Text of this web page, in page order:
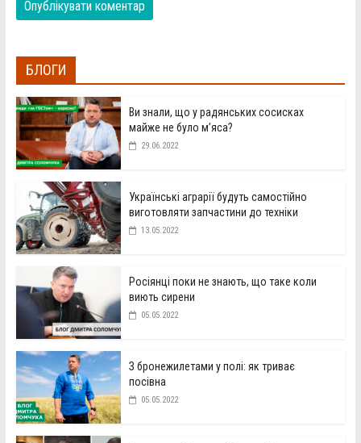
БЛОГИ
Ви знали, що у радянських сосисках
майже не було м’яса?
29.06.2022
Українські аграрії будуть самостійно
виготовляти запчастини до техніки
13.05.2022
Росіянці поки не знають, що таке коли
виють сирени
05.05.2022
З бронежилетами у полі: як триває
посівна
05.05.2022